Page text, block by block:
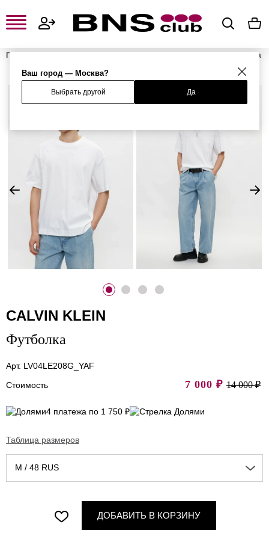
Ваш город — Москва?
Выбрать другой Да
Главная
Мужская одежда
%
CALVIN KLEIN
Футболка
Арт. LV04LE208G_YAF
Стоимость
7 000 ₽ 14 000 ₽
4 платежа по 1 750 ₽
Таблица размеров
M / 48 RUS
ДОБАВИТЬ В КОРЗИНУ